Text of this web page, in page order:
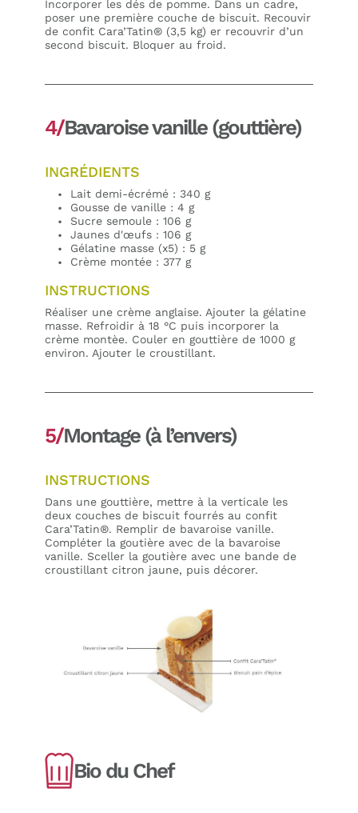
Incorporer les dés de pomme. Dans un cadre,
poser une première couche de biscuit. Recouvir
de confit Cara’Tatin® (3,5 kg) er recouvrir d’un
second biscuit. Bloquer au froid.
4/Bavaroise vanille (gouttière)
INGRÉDIENTS
Lait demi-écrémé : 340 g
Gousse de vanille : 4 g
Sucre semoule : 106 g
Jaunes d'œufs : 106 g
Gélatine masse (x5) : 5 g
Crème montée : 377 g
INSTRUCTIONS
Réaliser une crème anglaise. Ajouter la gélatine
masse. Refroidir à 18 °C puis incorporer la
crème montèe. Couler en gouttière de 1000 g
environ. Ajouter le croustillant.
5/Montage (à l’envers)
INSTRUCTIONS
Dans une gouttière, mettre à la verticale les
deux couches de biscuit fourrés au confit
Cara’Tatin®. Remplir de bavaroise vanille.
Compléter la goutière avec de la bavaroise
vanille. Sceller la goutière avec une bande de
croustillant citron jaune, puis décorer.
Bio du Chef